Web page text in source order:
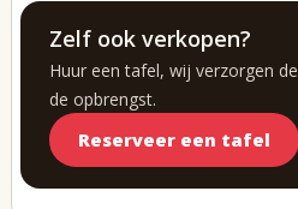
Zelf ook verkopen?
Huur een tafel, wij verzorgen
de opbrengst.
Reserveer een tafel